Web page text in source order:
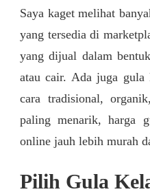
Saya kaget melihat
yang tersedia di
yang dijual dalam
atau cair. Ada juga gula
cara tradisional,
paling menarik, harga
online jauh lebih murah
Pilih Gula